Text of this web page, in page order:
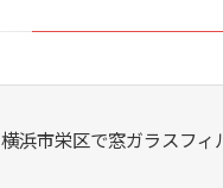
横浜市栄区で窓ガラスフ